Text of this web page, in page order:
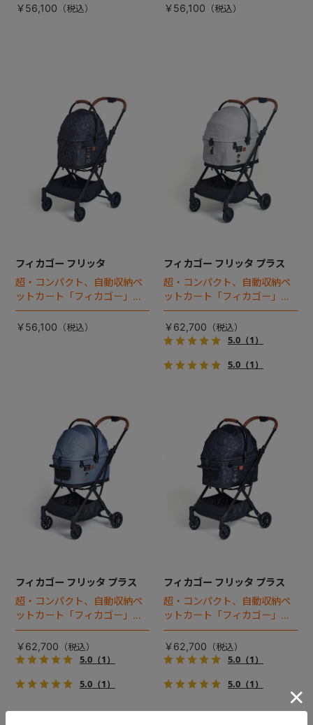
場！
￥56,100
場！
￥56,100
フィカゴー フリッタ
超・コンパクト、自動収納ペ
ットカート「フィカゴー」に
キャビン着脱タイプが新登
場！
￥56,100
フィカゴー フリッタ プラス
超・コンパクト、自動収納ペ
ットカート「フィカゴー」に
キャビン着脱タイプが新登
場！
￥62,700
5.0（1）
5.0（1）
フィカゴー フリッタ プラス
超・コンパクト、自動収納ペ
ットカート「フィカゴー」に
キャビン着脱タイプが新登
場！
￥62,700
5.0（1）
5.0（1）
フィカゴー フリッタ プラス
超・コンパクト、自動収納ペ
ットカート「フィカゴー」に
キャビン着脱タイプが新登
場！
￥62,700
5.0（1）
5.0（1）